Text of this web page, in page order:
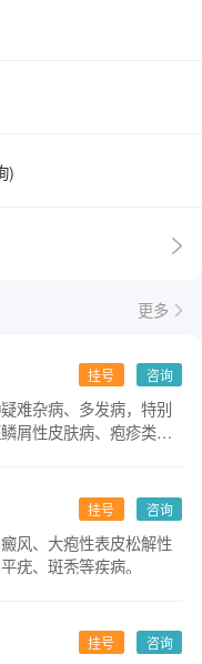
)
更多
咨询
挂号
难杂病、多发病，特别
屑性皮肤病、疱疹类皮
咨询
挂号
风、大疱性表皮松解性
疣、斑秃等疾病。
咨询
挂号